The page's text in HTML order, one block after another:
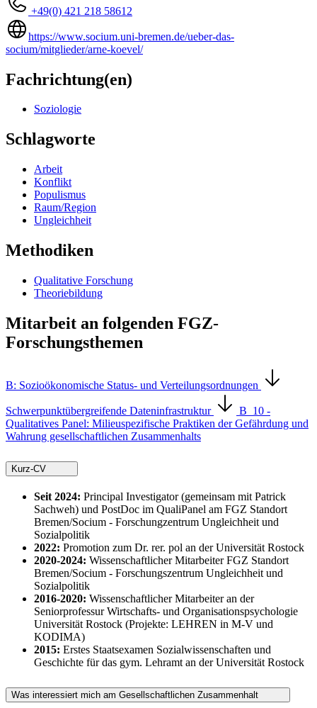
+49(0) 421 218 58612
https://www.socium.uni-bremen.de/ueber-das-
socium/mitglieder/arne-koevel/(oeffnet in neuem Fenster)
Fachrichtung(en)
Soziologie
Schlagworte
Arbeit
Konflikt
Populismus
Raum/Region
Ungleichheit
Methodiken
Qualitative Forschung
Theoriebildung
Mitarbeit an folgenden FGZ-
Forschungsthemen
B: Sozioökonomische Status- und Verteilungsordnungen
Schwerpunktübergreifende Dateninfrastruktur
B_10 -
Qualitatives Panel: Milieuspezifische Praktiken der Gefährdung und
Wahrung gesellschaftlichen Zusammenhalts
Kurz-CV
Seit 2024: Principal Investigator (gemeinsam mit Patrick
Sachweh) und PostDoc im QualiPanel am FGZ Standort
Bremen/Socium - Forschungzentrum Ungleichheit und
Sozialpolitik
2022: Promotion zum Dr. rer. pol an der Universität Rostock
2020-2024: Wissenschaftlicher Mitarbeiter FGZ Standort
Bremen/Socium - Forschungszentrum Ungleichheit und
Sozialpolitik
2016-2020: Wissenschaftlicher Mitarbeiter an der
Seniorprofessur Wirtschafts- und Organisationspsychologie
Universität Rostock (Projekte: LEHREN in M-V und
KODIMA)
2015: Erstes Staatsexamen Sozialwissenschaften und
Geschichte für das gym. Lehramt an der Universität Rostock
Was interessiert mich am Gesellschaftlichen Zusammenhalt